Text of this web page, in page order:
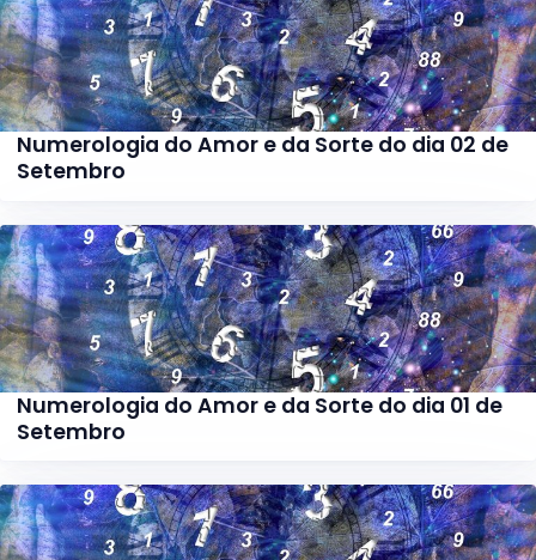
Numerologia do Amor e da Sorte do dia 02 de
Setembro
Numerologia do Amor e da Sorte do dia 01 de
Setembro